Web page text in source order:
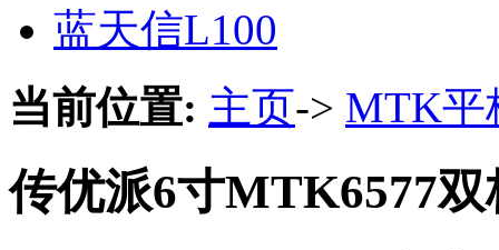
蓝天信L100
当前位置: 主页-> MTK平
传优派6寸MTK6577